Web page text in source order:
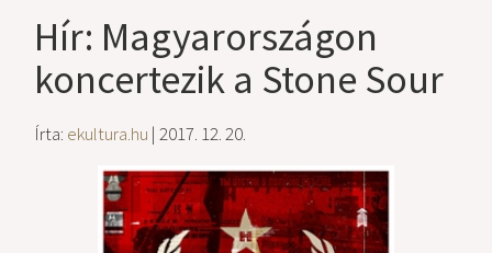
Hír: Magyarországon
koncertezik a Stone Sour
Írta: ekultura.hu | 2017. 12. 20.